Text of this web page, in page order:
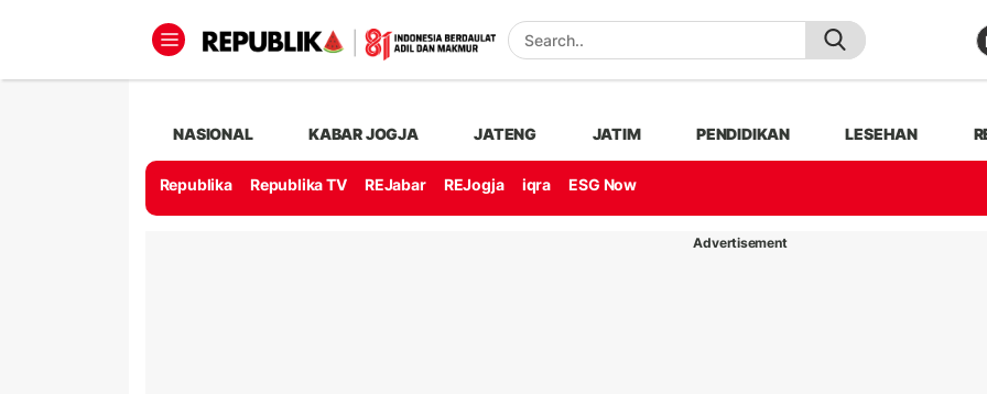
NASIONAL KABAR JOGJA JATENG JATIM PENDIDIKAN LESEHAN
Republika Republika TV REJabar REJogja iqra ESG Now
Advertisement